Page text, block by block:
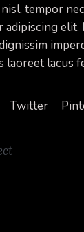
tempor
adipiscing
laoreet lacus
Twitter